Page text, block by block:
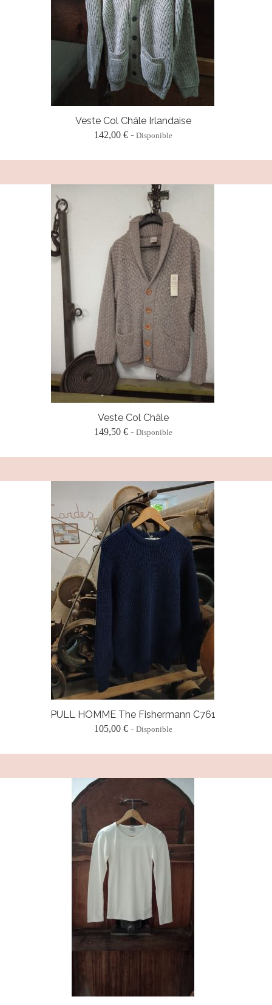
Veste Col Châle Irlandaise
142,00 € Disponible
Veste Col Châle
149,50 € Disponible
PULL HOMME The Fishermann C761
105,00 € Disponible